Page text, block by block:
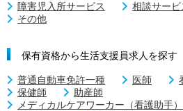
障害児入所サービス
相談サービ
その他
保有資格から生活支援員求人を探す
普通自動車免許一種 医師
保健師
助産師
メディカルケアワーカー（看護助手